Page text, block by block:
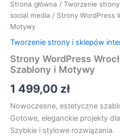
Strona główna / Tworzenie
social media / Strony WordPress
Motywy
Tworzenie strony i sklepów
Strony WordPress
Szablony i Motywy
1 499,00 zł
Nowoczesne, estetyczne
Gotowe, eleganckie projekty
Szybkie i stylowe rozwiązania.